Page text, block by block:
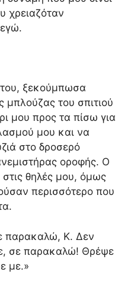
χρειαζόταν
ξεκούμπωσα
μπλούζας του σπιτιού
μου προς τα πίσω για
μου και να
στο δροσερό
οροφής. Ο
θηλές μου, όμως
περισσότερο που
παρακαλώ, Κ. Δεν
σε παρακαλώ! Θρέψε
με.»